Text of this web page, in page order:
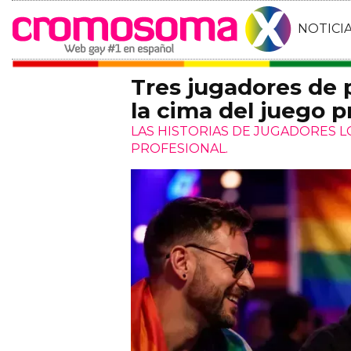
Tres jugadores de
la cima del juego
LAS HISTORIAS DE JUGADORES
PROFESIONAL.